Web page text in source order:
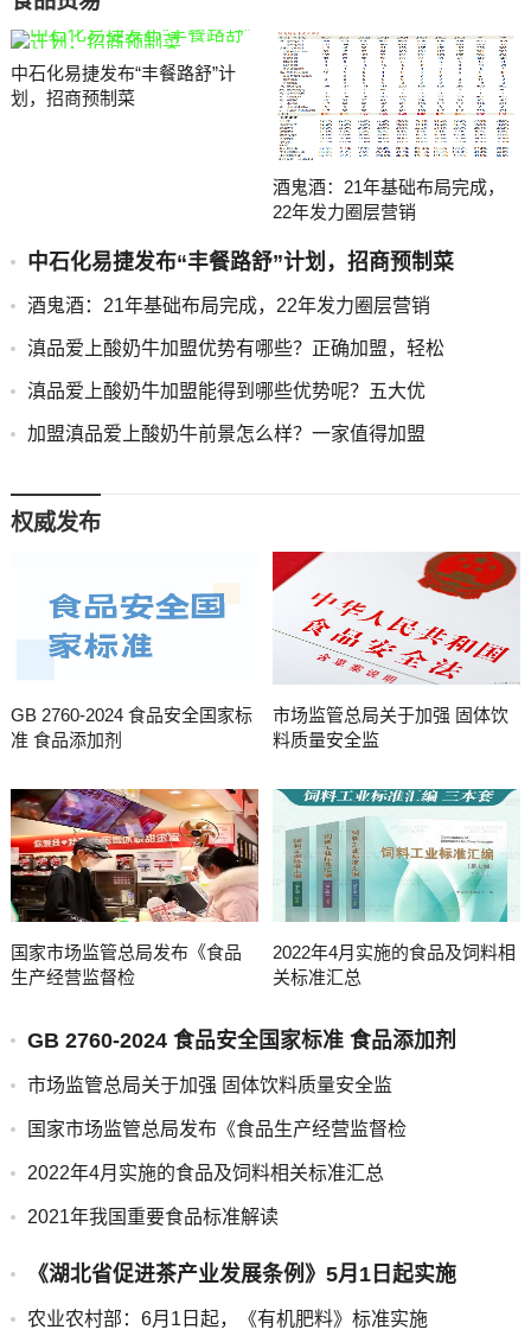
中石化易捷发布“丰餐路舒”计
划，招商预制菜
酒鬼酒：21年基础布局完成，
22年发力圈层营销
中石化易捷发布“丰餐路舒”计划，招商预制菜
酒鬼酒：21年基础布局完成，22年发力圈层营销
滇品爱上酸奶牛加盟优势有哪些？正确加盟，轻松
滇品爱上酸奶牛加盟能得到哪些优势呢？五大优
加盟滇品爱上酸奶牛前景怎么样？一家值得加盟
权威发布
GB 2760-2024 食品安全国家标
准 食品添加剂
市场监管总局关于加强 固体饮
料质量安全监
国家市场监管总局发布《食品
生产经营监督检
2022年4月实施的食品及饲料相
关标准汇总
GB 2760-2024 食品安全国家标准 食品添加剂
市场监管总局关于加强 固体饮料质量安全监
国家市场监管总局发布《食品生产经营监督检
2022年4月实施的食品及饲料相关标准汇总
2021年我国重要食品标准解读
《湖北省促进茶产业发展条例》5月1日起实施
农业农村部：6月1日起，《有机肥料》标准实施